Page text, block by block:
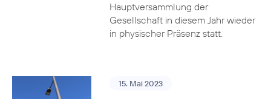
Hauptversammlung der
Gesellschaft in diesem Jahr wieder
in physischer Präsenz statt.
15. Mai 2023